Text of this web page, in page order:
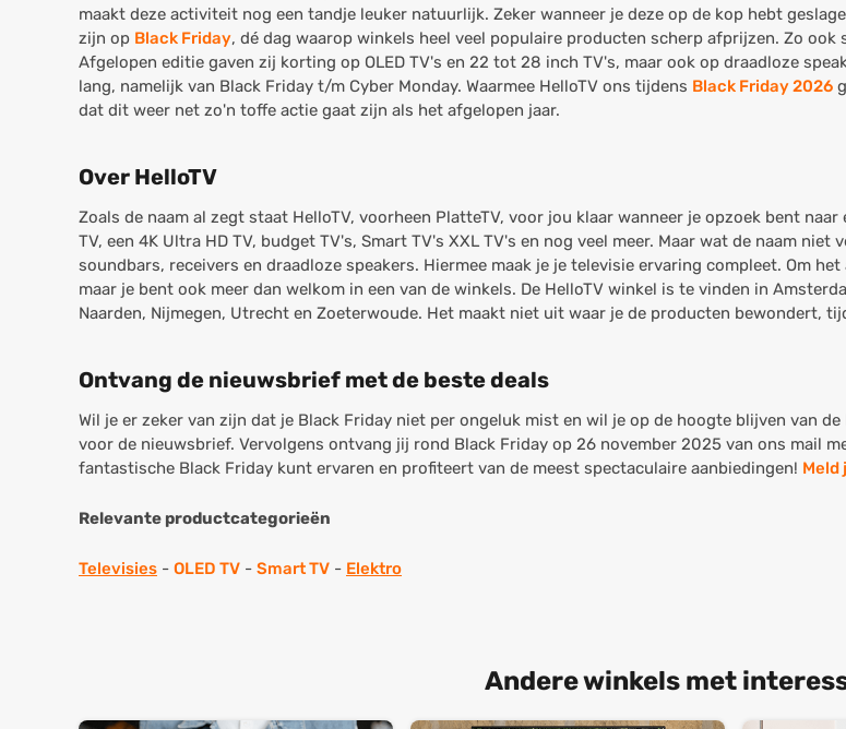
maakt deze activiteit nog een tandje leuker natuurlijk. Zeker wanneer je deze op de kop hebt
zijn op Black Friday, dé dag waarop winkels heel veel populaire producten scherp afprijzen. Zo ook
Afgelopen editie gaven zij korting op OLED TV's en 22 tot 28 inch TV's, maar ook op draadloze
lang, namelijk van Black Friday t/m Cyber Monday. Waarmee HelloTV ons tijdens Black Friday 2026
dat dit weer net zo'n toffe actie gaat zijn als het afgelopen jaar.
Over HelloTV
Zoals de naam al zegt staat HelloTV, voorheen PlatteTV, voor jou klaar wanneer je opzoek bent
TV, een 4K Ultra HD TV, budget TV's, Smart TV's XXL TV's en nog veel meer. Maar wat de naam
soundbars, receivers en draadloze speakers. Hiermee maak je je televisie ervaring compleet. Om
maar je bent ook meer dan welkom in een van de winkels. De HelloTV winkel is te vinden in
Naarden, Nijmegen, Utrecht en Zoeterwoude. Het maakt niet uit waar je de producten bewondert,
Ontvang de nieuwsbrief met de beste deals
Wil je er zeker van zijn dat je Black Friday niet per ongeluk mist en wil je op de hoogte blijven van
voor de nieuwsbrief. Vervolgens ontvang jij rond Black Friday op 26 november 2025 van ons mail
fantastische Black Friday kunt ervaren en profiteert van de meest spectaculaire aanbiedingen! Meld
Relevante productcategorieën
Televisies - OLED TV - Smart TV - Elektro
Andere winkels met